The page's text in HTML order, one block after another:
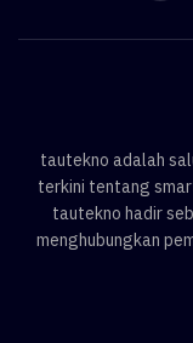
tautekno adalah
terkini tentang
tautekno hadir
menghubungkan